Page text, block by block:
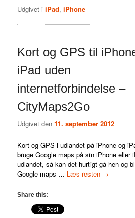
Udgivet i iPad,iPhone
Kort og GPS til
iPad uden
internetforbindelse –
CityMaps2Go
Udgivet den11. september 2012
Kort og GPS i udlandet på iPhone og
bruge Google maps på sin iPhone eller
udlandet, så kan det hurtigt gå hen og
Google maps … Læs resten →
Share this: